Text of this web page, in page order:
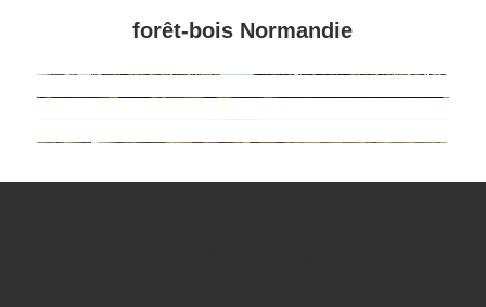
forêt-bois Normandie